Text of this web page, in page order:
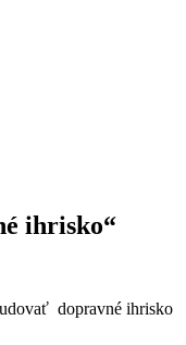
ihrisko“
dopravné ihrisko